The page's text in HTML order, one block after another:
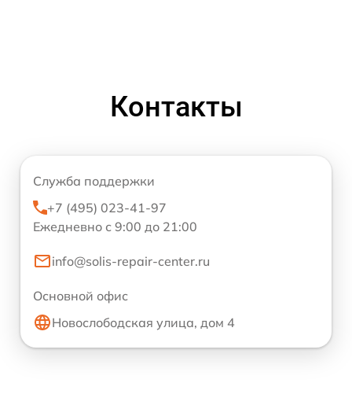
Контакты
Служба поддержки
+7 (495) 023-41-97
Ежедневно с 9:00 до 21:00
info@solis-repair-center.ru
Основной офис
Новослободская улица, дом 4